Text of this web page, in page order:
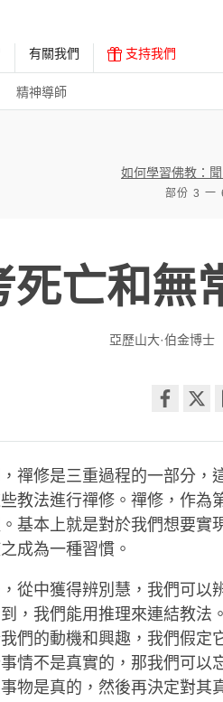
精神導師
有關我們 支持我們
如何學習佛教：
部份 3 一
死亡和無
亞歷山大·伯金博士
on
facebook
禪修是三重過程的一部分，
教法進行禪修。禪修，作為
基本上就是對於我們想要實
成為一種習慣。
從中獲得辨別慧，我們可以
，我們能用推理來連結教法
們的動機和興趣，我們假定
情不是真實的，那我們可以
物是真的，然後再決定對其